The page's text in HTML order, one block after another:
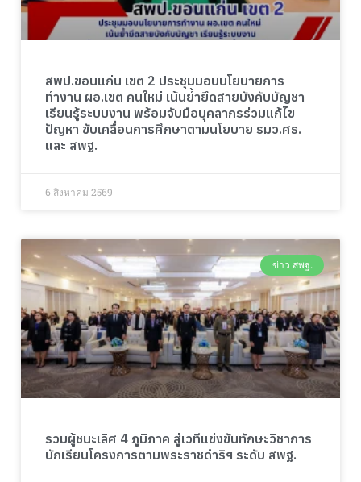
สพป.ขอนแก่น เขต 2 ประชุมมอบนโยบายการ
ทำงาน ผอ.เขต คนใหม่ เน้นย้ำยึดสายบังคับบัญชา
เรียนรู้ระบบงาน พร้อมจับมือบุคลากรร่วมแก้ไข
ปัญหา ขับเคลื่อนการศึกษาตามนโยบาย รมว.ศธ.
และ สพฐ.
6 สิงหาคม 2569
ข่าว สพฐ.
รวมผู้ชนะเลิศ 4 ภูมิภาค สู่เวทีแข่งขันทักษะวิชาการ
นักเรียนโครงการตามพระราชดำริฯ ระดับ สพฐ.